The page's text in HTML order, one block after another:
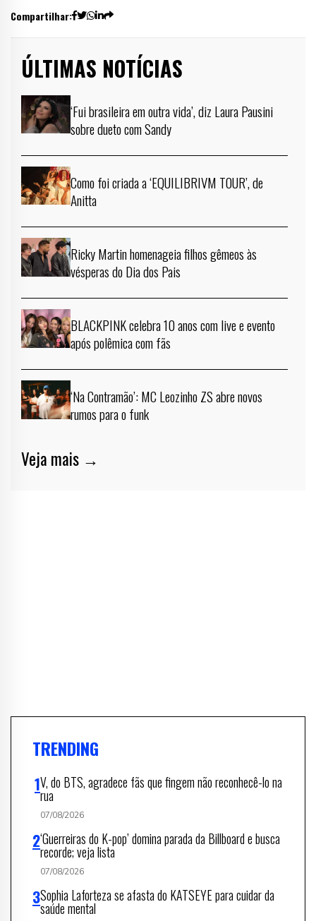
Compartilhar:
ÚLTIMAS NOTÍCIAS
‘Fui brasileira em outra vida’, diz Laura Pausini
sobre dueto com Sandy
Como foi criada a ‘EQUILIBRIVM TOUR’, de
Anitta
Ricky Martin homenageia filhos gêmeos às
vésperas do Dia dos Pais
BLACKPINK celebra 10 anos com live e evento
após polêmica com fãs
‘Na Contramão’: MC Leozinho ZS abre novos
rumos para o funk
Veja mais →
TRENDING
V, do BTS, agradece fãs que fingem não reconhecê-lo na
rua
07/08/2026
‘Guerreiras do K-pop’ domina parada da Billboard e busca
recorde; veja lista
07/08/2026
Sophia Laforteza se afasta do KATSEYE para cuidar da
saúde mental